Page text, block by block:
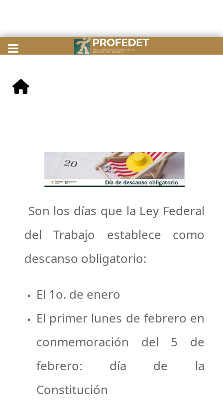
Son los días que la Ley Federal
del Trabajo establece como
descanso obligatorio:
El 1o. de enero
El primer lunes de febrero en
conmemoración del 5 de
febrero: día de la
Constitución